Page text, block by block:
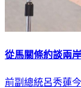
從馬關條約談兩
前副總統呂秀蓮